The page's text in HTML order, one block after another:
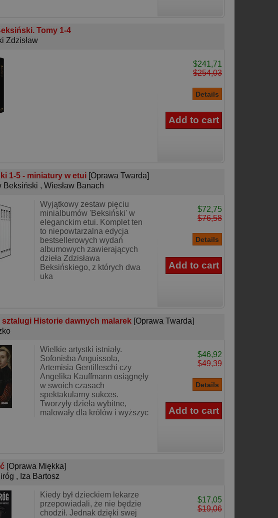
Tomy 1-4
Zdzisław
$241,71
$254,03
1-5 - miniatury w etui [Oprawa Twarda]
Beksiński , Wiesław Banach
Wyjątkowy zestaw pięciu
minialbumów 'Beksiński' w
eleganckim etui. Komplet ten
to niepowtarzalna edycja
bestsellerowych wydań
albumowych zawierających
dzieła Zdzisława
Beksińskiego, z których dwa
uka
$72,75
$76,58
sztalugi Historie dawnych malarek [Oprawa Twarda]
Wielkie artystki istniały.
Sofonisba Anguissola,
Artemisia Gentilleschi czy
Angelika Kauffmann osiągnęły
w swoich czasach
spektakularny sukces.
Tworzyły dzieła wybitne,
malowały dla królów i wyższyc
$46,92
$49,39
[Oprawa Miękka]
, Iza Bartosz
Kiedy był dzieckiem lekarze
przepowiadali, że nie będzie
chodził. Jednak dzięki swej
$17,05
$19,06